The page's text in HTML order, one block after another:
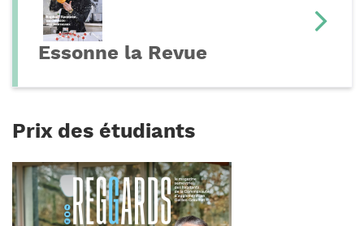
Essonne la Revue
Prix des étudiants